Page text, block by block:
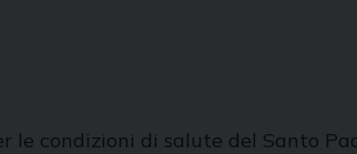
condizioni di salute del Santo